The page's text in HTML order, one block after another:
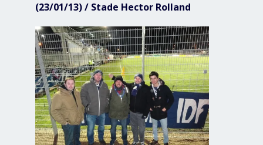
(23/01/13) / Stade Hector Rolland